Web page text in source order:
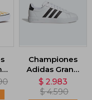
-
Championes
Adidas Grand
Court 2.0 -
Blanco
$ 2.983
$ 4.590